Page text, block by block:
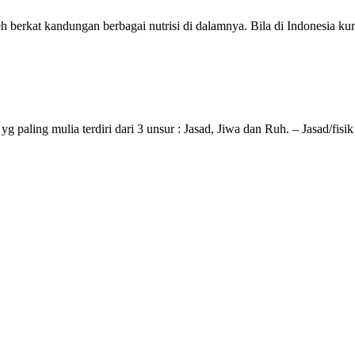
kandungan berbagai nutrisi di dalamnya. Bila di Indonesia
paling mulia terdiri dari 3 unsur : Jasad, Jiwa dan Ruh. – Jasad/